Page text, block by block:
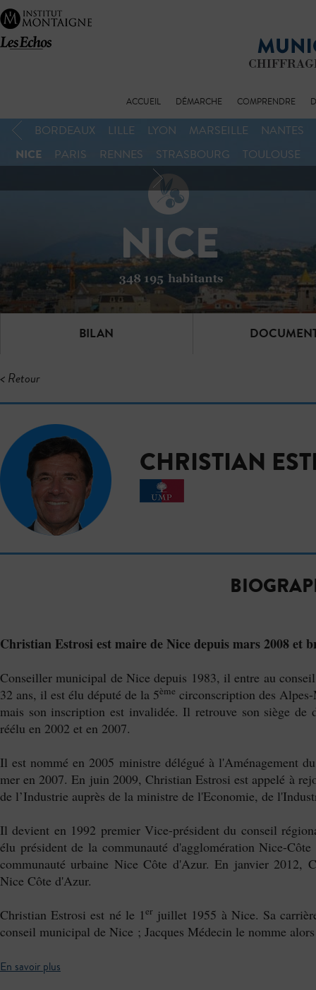
ACCUEIL DÉMARCHE COMPRENDRE
BORDEAUX LILLE LYON MARSEILLE NANTES
NICE PARIS RENNES STRASBOURG TOULOUSE
BILAN
< Retour
CHRISTIAN
Christian Estrosi est maire de Nice depuis mars 2008 et
Conseiller municipal de Nice depuis 1983, il entre au
32 ans, il est élu député de la 5ème circonscription des
mais son inscription est invalidée. Il retrouve son siège de
réélu en 2002 et en 2007.
Il est nommé en 2005 ministre délégué à l'Aménagement
mer en 2007. En juin 2009, Christian Estrosi est appelé à
de l’Industrie auprès de la ministre de l'Economie, de
Il devient en 1992 premier Vice-président du conseil
élu président de la communauté d'agglomération Nice-
communauté urbaine Nice Côte d'Azur. En janvier 2012,
Nice Côte d'Azur.
Christian Estrosi est né le 1er juillet 1955 à Nice. Sa
conseil municipal de Nice ; Jacques Médecin le nomme
En savoir plus